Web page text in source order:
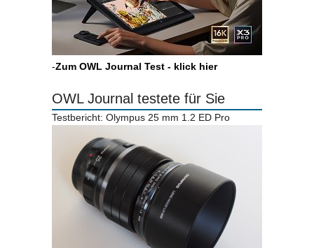
-Zum OWL Journal Test - klick hier
OWL Journal testete für Sie
Testbericht: Olympus 25 mm 1.2 ED Pro